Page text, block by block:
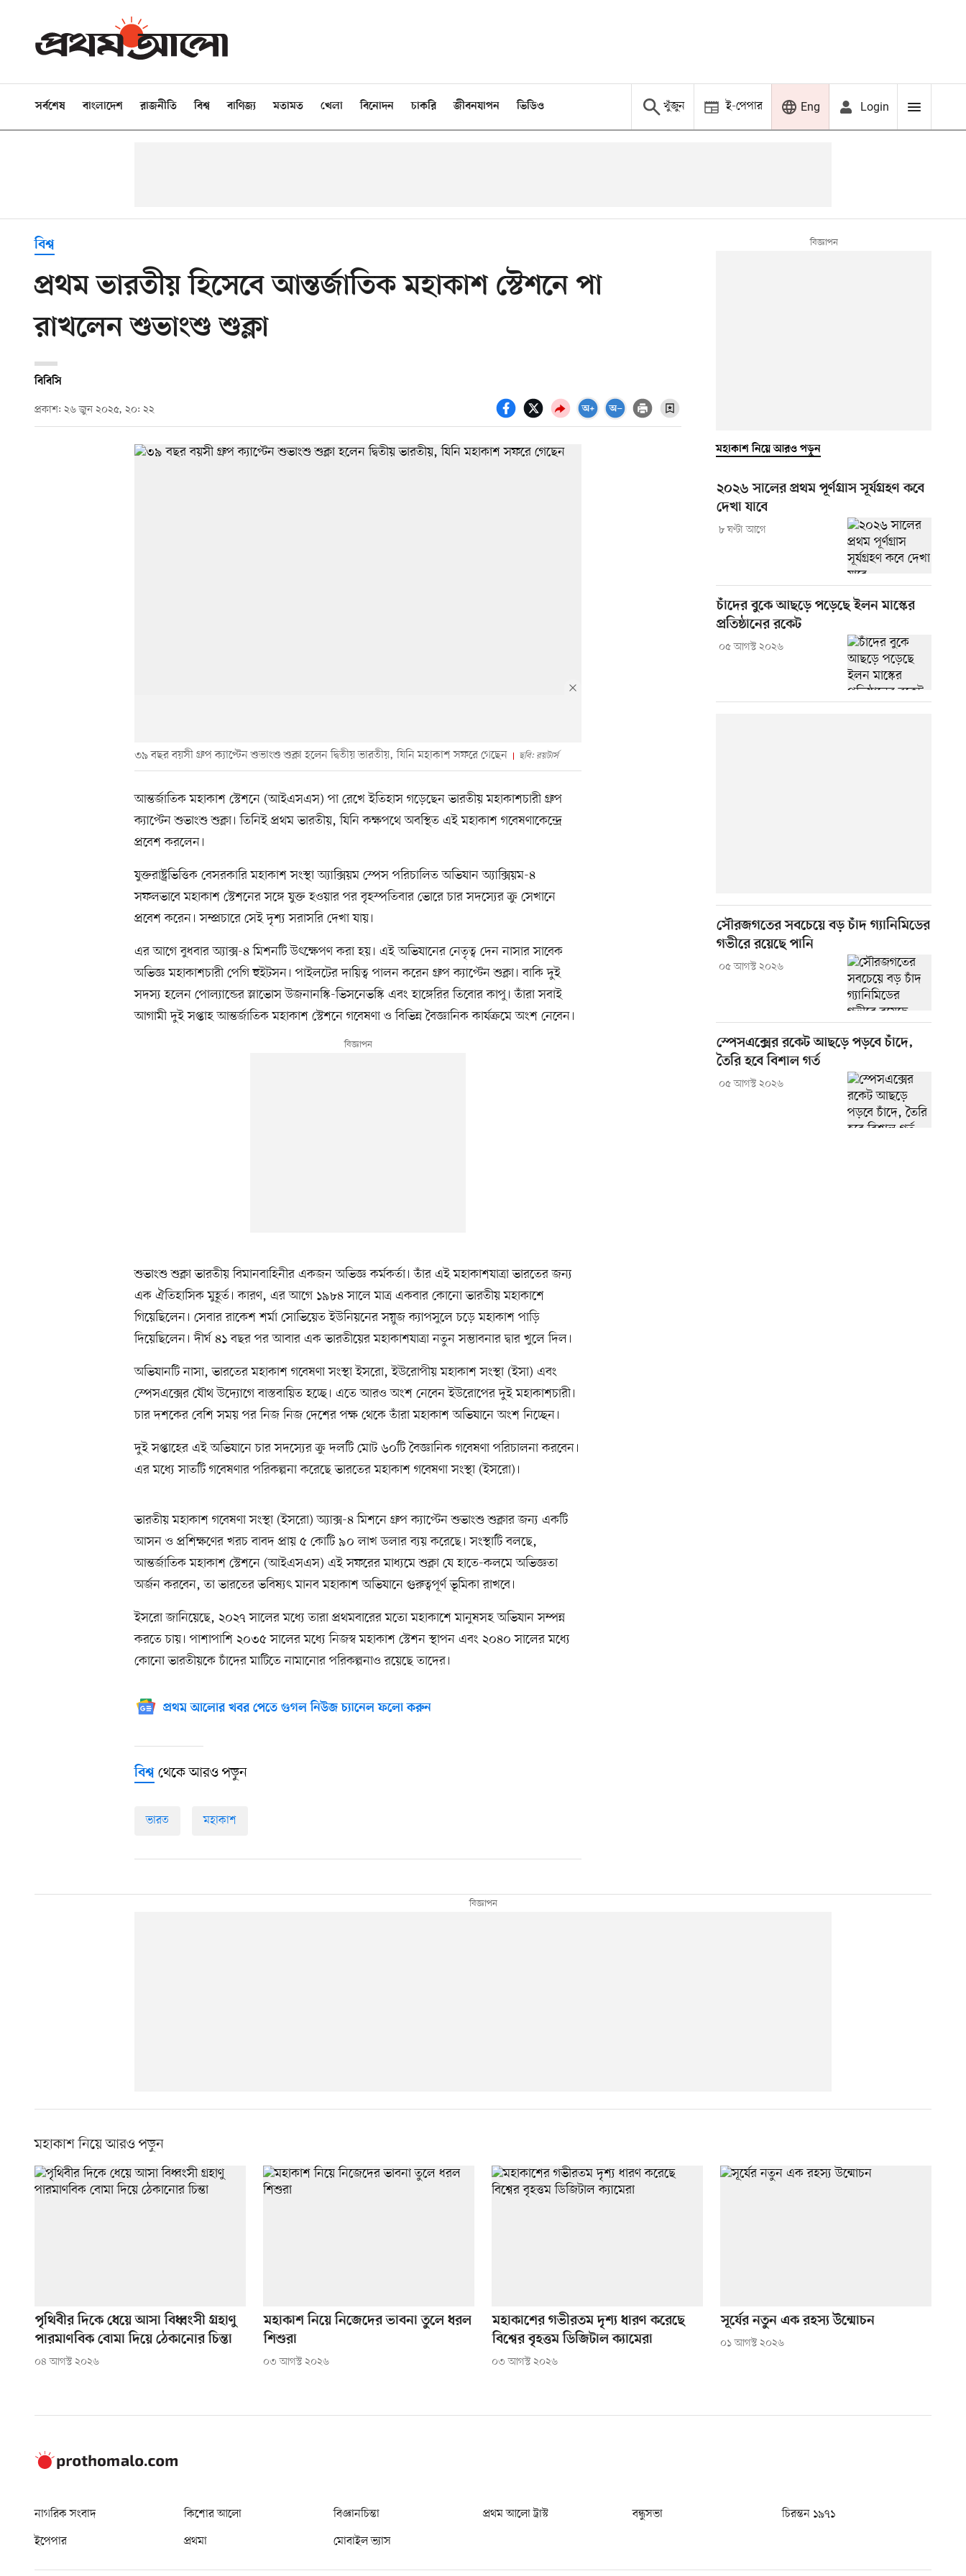
সর্বশেষ বাংলাদেশ রাজনীতি বিশ্ব বাণিজ্য মতামত খেলা বিনোদন চাকরি জীবনযাপন ভিডিও খুঁজুন ই-পেপার Eng Login
বিশ্ব
প্রথম ভারতীয় হিসেবে আন্তর্জাতিক মহাকাশ স্টেশনে পা
রাখলেন শুভাংশু শুক্লা
বিবিসি
প্রকাশ: ২৬ জুন ২০২৫, ২০: ২২
৩৯ বছর বয়সী গ্রুপ ক্যাপ্টেন শুভাংশু শুক্লা হলেন দ্বিতীয় ভারতীয়, যিনি মহাকাশ সফরে গেছেন ছবি: রয়টার্স
আন্তর্জাতিক মহাকাশ স্টেশনে (আইএসএস) পা রেখে ইতিহাস গড়েছেন ভারতীয় মহাকাশচারী গ্রুপ
ক্যাপ্টেন শুভাংশু শুক্লা। তিনিই প্রথম ভারতীয়, যিনি কক্ষপথে অবস্থিত এই মহাকাশ গবেষণাকেন্দ্রে
প্রবেশ করলেন।
যুক্তরাষ্ট্রভিত্তিক বেসরকারি মহাকাশ সংস্থা অ্যাক্সিয়ম স্পেস পরিচালিত অভিযান অ্যাক্সিয়ম-৪
সফলভাবে মহাকাশ স্টেশনের সঙ্গে যুক্ত হওয়ার পর বৃহস্পতিবার ভোরে চার সদস্যের ক্রু সেখানে
প্রবেশ করেন। সম্প্রচারে সেই দৃশ্য সরাসরি দেখা যায়।
এর আগে বুধবার অ্যাক্স-৪ মিশনটি উৎক্ষেপণ করা হয়। এই অভিযানের নেতৃত্ব দেন নাসার সাবেক
অভিজ্ঞ মহাকাশচারী পেগি হুইটসন। পাইলটের দায়িত্ব পালন করেন গ্রুপ ক্যাপ্টেন শুক্লা। বাকি দুই
সদস্য হলেন পোল্যান্ডের স্লাভোস উজনানস্কি-ভিসনেভস্কি এবং হাঙ্গেরির তিবোর কাপু। তাঁরা সবাই
আগামী দুই সপ্তাহ আন্তর্জাতিক মহাকাশ স্টেশনে গবেষণা ও বিভিন্ন বৈজ্ঞানিক কার্যক্রমে অংশ নেবেন।
শুভাংশু শুক্লা ভারতীয় বিমানবাহিনীর একজন অভিজ্ঞ কর্মকর্তা। তাঁর এই মহাকাশযাত্রা ভারতের জন্য
এক ঐতিহাসিক মুহূর্ত। কারণ, এর আগে ১৯৮৪ সালে মাত্র একবার কোনো ভারতীয় মহাকাশে
গিয়েছিলেন। সেবার রাকেশ শর্মা সোভিয়েত ইউনিয়নের সয়ুজ ক্যাপসুলে চড়ে মহাকাশ পাড়ি
দিয়েছিলেন। দীর্ঘ ৪১ বছর পর আবার এক ভারতীয়ের মহাকাশযাত্রা নতুন সম্ভাবনার দ্বার খুলে দিল।
অভিযানটি নাসা, ভারতের মহাকাশ গবেষণা সংস্থা ইসরো, ইউরোপীয় মহাকাশ সংস্থা (ইসা) এবং
স্পেসএক্সের যৌথ উদ্যোগে বাস্তবায়িত হচ্ছে। এতে আরও অংশ নেবেন ইউরোপের দুই মহাকাশচারী।
চার দশকের বেশি সময় পর নিজ নিজ দেশের পক্ষ থেকে তাঁরা মহাকাশ অভিযানে অংশ নিচ্ছেন।
দুই সপ্তাহের এই অভিযানে চার সদস্যের ক্রু দলটি মোট ৬০টি বৈজ্ঞানিক গবেষণা পরিচালনা করবেন।
এর মধ্যে সাতটি গবেষণার পরিকল্পনা করেছে ভারতের মহাকাশ গবেষণা সংস্থা (ইসরো)।
ভারতীয় মহাকাশ গবেষণা সংস্থা (ইসরো) অ্যাক্স-৪ মিশনে গ্রুপ ক্যাপ্টেন শুভাংশু শুক্লার জন্য একটি
আসন ও প্রশিক্ষণের খরচ বাবদ প্রায় ৫ কোটি ৯০ লাখ ডলার ব্যয় করেছে। সংস্থাটি বলছে,
আন্তর্জাতিক মহাকাশ স্টেশনে (আইএসএস) এই সফরের মাধ্যমে শুক্লা যে হাতে-কলমে অভিজ্ঞতা
অর্জন করবেন, তা ভারতের ভবিষ্যৎ মানব মহাকাশ অভিযানে গুরুত্বপূর্ণ ভূমিকা রাখবে।
ইসরো জানিয়েছে, ২০২৭ সালের মধ্যে তারা প্রথমবারের মতো মহাকাশে মানুষসহ অভিযান সম্পন্ন
করতে চায়। পাশাপাশি ২০৩৫ সালের মধ্যে নিজস্ব মহাকাশ স্টেশন স্থাপন এবং ২০৪০ সালের মধ্যে
কোনো ভারতীয়কে চাঁদের মাটিতে নামানোর পরিকল্পনাও রয়েছে তাদের।
প্রথম আলোর খবর পেতে গুগল নিউজ চ্যানেল ফলো করুন
বিশ্ব থেকে আরও পড়ুন
ভারত মহাকাশ
মহাকাশ নিয়ে আরও পড়ুন
২০২৬ সালের প্রথম পূর্ণগ্রাস সূর্যগ্রহণ কবে
দেখা যাবে
৮ ঘণ্টা আগে
চাঁদের বুকে আছড়ে পড়েছে ইলন মাস্কের
প্রতিষ্ঠানের রকেট
০৫ আগস্ট ২০২৬
সৌরজগতের সবচেয়ে বড় চাঁদ গ্যানিমিডের
গভীরে রয়েছে পানি
০৫ আগস্ট ২০২৬
স্পেসএক্সের রকেট আছড়ে পড়বে চাঁদে,
তৈরি হবে বিশাল গর্ত
০৫ আগস্ট ২০২৬
মহাকাশ নিয়ে আরও পড়ুন
পৃথিবীর দিকে ধেয়ে আসা বিধ্বংসী গ্রহাণু
পারমাণবিক বোমা দিয়ে ঠেকানোর চিন্তা
০৪ আগস্ট ২০২৬
মহাকাশ নিয়ে নিজেদের ভাবনা তুলে ধরল
শিশুরা
০৩ আগস্ট ২০২৬
মহাকাশের গভীরতম দৃশ্য ধারণ করেছে
বিশ্বের বৃহত্তম ডিজিটাল ক্যামেরা
০৩ আগস্ট ২০২৬
সূর্যের নতুন এক রহস্য উন্মোচন
০১ আগস্ট ২০২৬
নাগরিক সংবাদ কিশোর আলো বিজ্ঞানচিন্তা প্রথম আলো ট্রাস্ট বন্ধুসভা
চিরন্তন ১৯৭১
ইপেপার
প্রথমা মোবাইল ভ্যাস